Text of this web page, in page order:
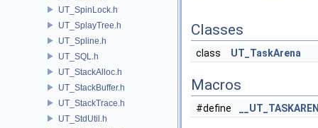
UT_SpinLock.h
UT_SplayTree.h
UT_Spline.h
UT_SQL.h
UT_StackAlloc.h
UT_StackBuffer.h
UT_StackTrace.h
UT_StdUtil.h
Classes
class UT_TaskArena
Macros
#define